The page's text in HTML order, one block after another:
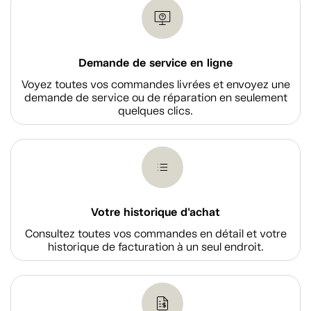
Demande de service en ligne
Voyez toutes vos commandes livrées et envoyez une
demande de service ou de réparation en seulement
quelques clics.
Votre historique d'achat
Consultez toutes vos commandes en détail et votre
historique de facturation à un seul endroit.